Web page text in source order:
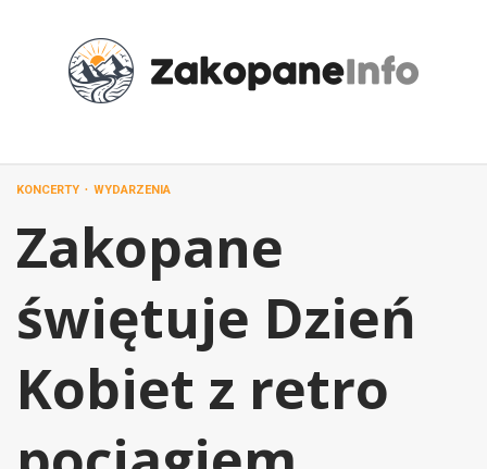
KONCERTY WYDARZENIA
Zakopane
świętuje Dzień
Kobiet z retro